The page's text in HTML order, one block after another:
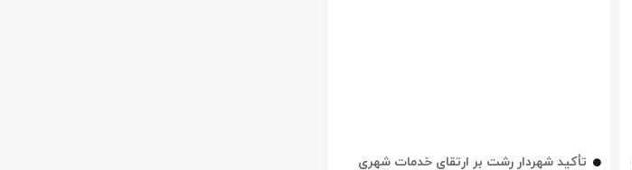
تأکید شهردار رشت بر ارتقای خدمات شهری